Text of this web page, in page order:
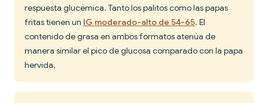
respuesta glucémica. Tanto los palitos como las papas
fritas tienen un IG moderado-alto de 54-65. El
contenido de grasa en ambos formatos atenúa de
manera similar el pico de glucosa comparado con la papa
hervida.